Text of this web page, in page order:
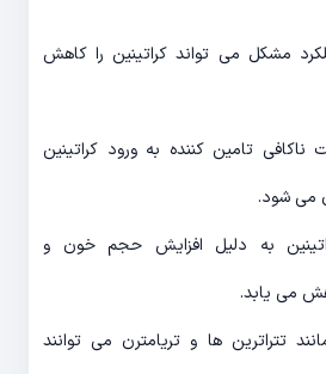
مشکل می تواند کراتینین را کاهش
ناکافی تامین کننده به ورود کراتینین
می شود.
به دلیل افزایش حجم خون و
می یابد.
تتراترین ها و تریامترن می توانند